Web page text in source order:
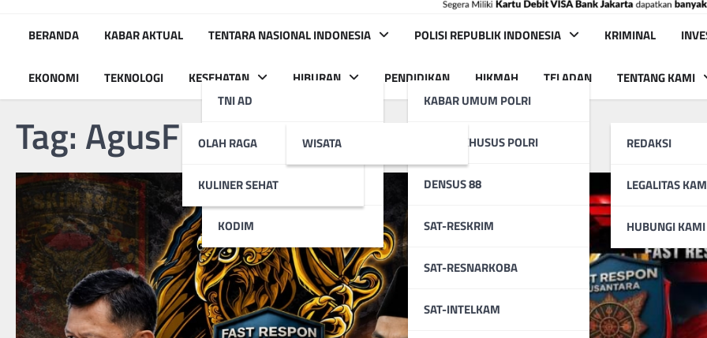
BERANDA KABAR AKTUAL TENTARA NASIONAL INDONESIA
TNI AD
TNI AL
TNI AU
KODIM
POLISI REPUBLIK INDONESIA
KABAR UMUM POLRI
KABAR KHUSUS POLRI
DENSUS 88
SAT-RESKRIM
SAT-RESNARKOBA
SAT-INTELKAM
KRIMINAL
EKONOMI TEKNOLOGI KESEHATAN
OLAH RAGA
KULINER SEHAT
HIBURAN
WISATA
PENDIDIKAN HIKMAH TELADAN TENTANG KAMI
REDAKSI
LEGALITAS
HUBUNGI KAMI
Tag: AgusFlores